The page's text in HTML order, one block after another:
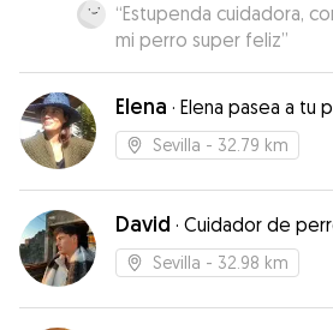
“Estupenda cuidadora,
mi perro super feliz”
Elena · Elena pasea a tu
Sevilla - 32.79 km
David · Cuidador de
Sevilla - 32.98 km